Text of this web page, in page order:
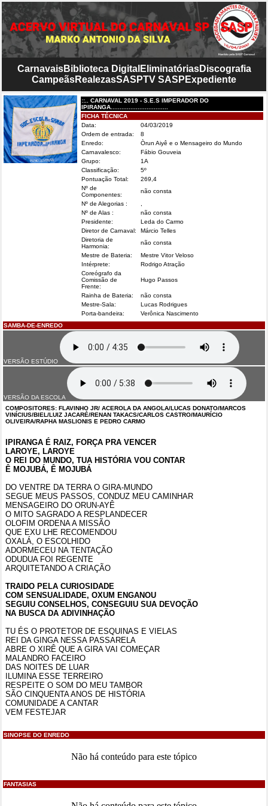
CarnavaisBiblioteca Digital EliminatóriasDiscografia
CampeãsRealezasSASPTV SASP Expediente
::.. CARNAVAL 2019 - S.E.S IMPERADOR DO
IPIRANGA................................
FICHA TÉCNICA
Data:
04/03/2019
Ordem de entrada:
8
Enredo:
Òrun Aiyê e o Mensageiro do Mundo
Carnavalesco:
Fábio Gouveia
Grupo:
1A
Classificação:
5º
Pontuação Total:
269,4
Nº de
Componentes:
não consta
Nº de Alegorias :
Nº de Alas :
não consta
Presidente:
Leda do Carmo
Diretor de Carnaval:
Márcio Telles
Diretoria de
Harmonia:
não consta
Mestre de Bateria:
Mestre Vitor Veloso
Intérprete:
Rodrigo Atração
Coreógrafo da
Comissão de
Frente:
Hugo Passos
Rainha de Bateria:
não consta
Mestre-Sala:
Lucas Rodrigues
Porta-bandeira:
Verônica Nascimento
SAMBA-DE-ENREDO
VERSÃO ESTÚDIO
VERSÃO DA ESCOLA
COMPOSITORES: FLAVINHO JR/ ACEROLA DA ANGOLA/LUCAS DONATO/MARCOS
VINÍCIUS/BIEL/LUIZ JACARÉ/RENAN TAKACS/CARLOS CASTRO/MAURÍCIO
OLIVEIRA/RAPHA MASLIONIS E PEDRO CARMO
IPIRANGA É RAIZ, FORÇA PRA VENCER
LAROYE, LAROYE
O REI DO MUNDO, TUA HISTÓRIA VOU CONTAR
Ê MOJUBÁ, Ê MOJUBÁ
DO VENTRE DA TERRA O GIRA-MUNDO
SEGUE MEUS PASSOS, CONDUZ MEU CAMINHAR
MENSAGEIRO DO ORUN-AYÊ
O MITO SAGRADO A RESPLANDECER
OLOFIM ORDENA A MISSÃO
QUE EXU LHE RECOMENDOU
OXALÁ, O ESCOLHIDO
ADORMECEU NA TENTAÇÃO
ODUDUA FOI REGENTE
ARQUITETANDO A CRIAÇÃO
TRAIDO PELA CURIOSIDADE
COM SENSUALIDADE, OXUM ENGANOU
SEGUIU CONSELHOS, CONSEGUIU SUA DEVOÇÃO
NA BUSCA DA ADIVINHAÇÃO
TU ÉS O PROTETOR DE ESQUINAS E VIELAS
REI DA GINGA NESSA PASSARELA
ABRE O XIRÊ QUE A GIRA VAI COMEÇAR
MALANDRO FACEIRO
DAS NOITES DE LUAR
ILUMINA ESSE TERREIRO
RESPEITE O SOM DO MEU TAMBOR
SÃO CINQUENTA ANOS DE HISTÓRIA
COMUNIDADE A CANTAR
VEM FESTEJAR
SINOPSE DO ENREDO
Não há conteúdo para este tópico
FANTASIAS